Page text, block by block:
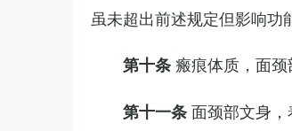
虽未超出前述规定但影响功
第十条 瘢痕体质，面
第十一条面颈部文身